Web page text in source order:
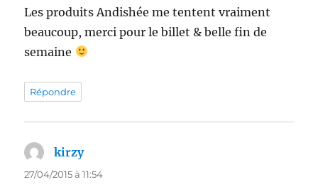
Les produits Andishée me tentent vraiment
beaucoup, merci pour le billet & belle fin de
semaine
Répondre
kirzydit :
27/04/2015 à 11:54